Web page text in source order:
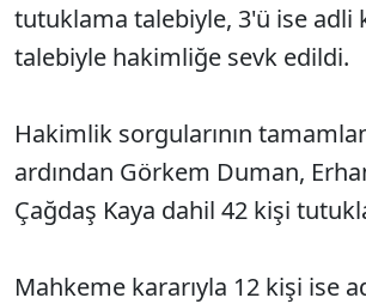
tutuklama talebiyle, 3'ü ise adli
talebiyle hakimliğe sevk edildi.
Hakimlik sorgularının
ardından Görkem Duman,
Çağdaş Kaya dahil 42 kişi
Mahkeme kararıyla 12 kişi ise